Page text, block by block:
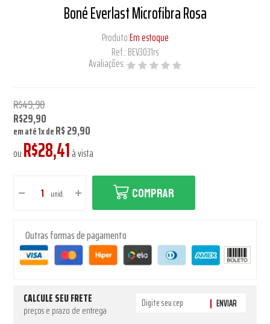
Boné Everlast Microfibra Rosa
Produto:Em estoque
Ref.:BEV3031rs
Avaliações:
R$49,90
R$29,90
em até1xdeR$ 29,90
ouR$28,41à vista
unid. COMPRAR
Outras formas de pagamento
CALCULE SEU FRETE
preços e prazo de entrega ENVIAR